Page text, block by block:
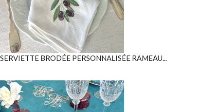
SERVIETTE BRODÉE PERSONNALISÉE RAMEAU...